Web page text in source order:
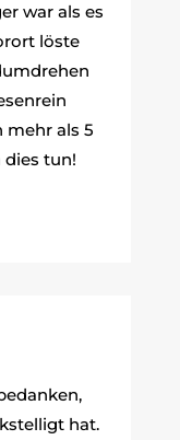
war als es
löste
mehr als 5
dies tun!
hat.